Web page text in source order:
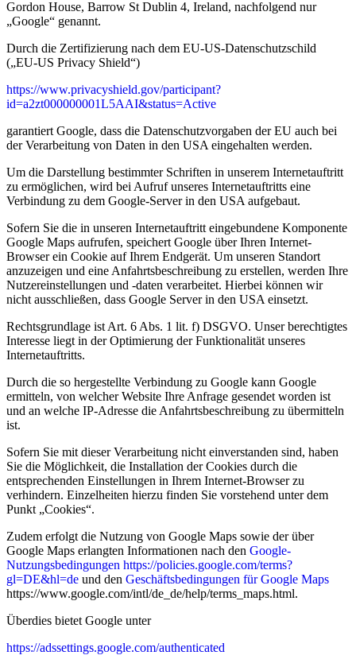
Gordon House, Barrow St Dublin 4, Ireland, nachfolgend nur
„Google“ genannt.
Durch die Zertifizierung nach dem EU-US-Datenschutzschild
(„EU-US Privacy Shield“)
https://www.privacyshield.gov/participant?
id=a2zt000000001L5AAI&status=Active
garantiert Google, dass die Datenschutzvorgaben der EU auch bei
der Verarbeitung von Daten in den USA eingehalten werden.
Um die Darstellung bestimmter Schriften in unserem Internetauftritt
zu ermöglichen, wird bei Aufruf unseres Internetauftritts eine
Verbindung zu dem Google-Server in den USA aufgebaut.
Sofern Sie die in unseren Internetauftritt eingebundene Komponente
Google Maps aufrufen, speichert Google über Ihren Internet-
Browser ein Cookie auf Ihrem Endgerät. Um unseren Standort
anzuzeigen und eine Anfahrtsbeschreibung zu erstellen, werden Ihre
Nutzereinstellungen und -daten verarbeitet. Hierbei können wir
nicht ausschließen, dass Google Server in den USA einsetzt.
Rechtsgrundlage ist Art. 6 Abs. 1 lit. f) DSGVO. Unser berechtigtes
Interesse liegt in der Optimierung der Funktionalität unseres
Internetauftritts.
Durch die so hergestellte Verbindung zu Google kann Google
ermitteln, von welcher Website Ihre Anfrage gesendet worden ist
und an welche IP-Adresse die Anfahrtsbeschreibung zu übermitteln
ist.
Sofern Sie mit dieser Verarbeitung nicht einverstanden sind, haben
Sie die Möglichkeit, die Installation der Cookies durch die
entsprechenden Einstellungen in Ihrem Internet-Browser zu
verhindern. Einzelheiten hierzu finden Sie vorstehend unter dem
Punkt „Cookies“.
Zudem erfolgt die Nutzung von Google Maps sowie der über
Google Maps erlangten Informationen nach den Google-
Nutzungsbedingungen https://policies.google.com/terms?
gl=DE&hl=de und den Geschäftsbedingungen für Google Maps
https://www.google.com/intl/de_de/help/terms_maps.html.
Überdies bietet Google unter
https://adssettings.google.com/authenticated